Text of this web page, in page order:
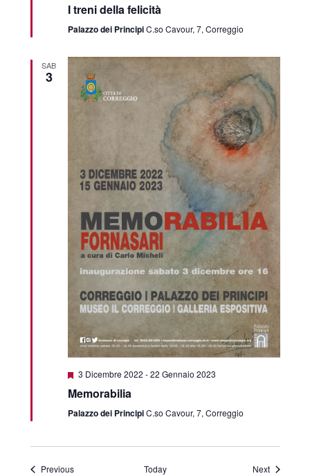
I treni della felicità
Palazzo dei PrincipiC.so Cavour, 7, Correggio
SAB
3
Featured
3 Dicembre 2022 -22 Gennaio 2023
Memorabilia
Palazzo dei PrincipiC.so Cavour, 7, Correggio
PreviousEvents Today NextEvents